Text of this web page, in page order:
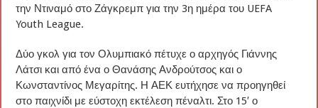
την Ντιναμό στο Ζάγκρεμπ για την 3η ημέρα του UEFA
Youth League.
Δύο γκολ για τον Ολυμπιακό πέτυχε ο αρχηγός Γιάννης
Λάτσι και από ένα ο Θανάσης Ανδρούτσος και ο
Κωνσταντίνος Μεγαρίτης. Η ΑΕΚ ευτήχησε να προηγηθεί
στο παιχνίδι με εύστοχη εκτέλεση πέναλτι. Στο 15′ ο